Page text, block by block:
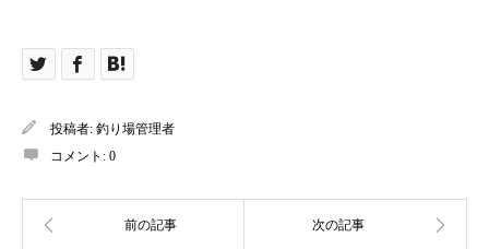
投稿者: 釣り場管理者
コメント: 0